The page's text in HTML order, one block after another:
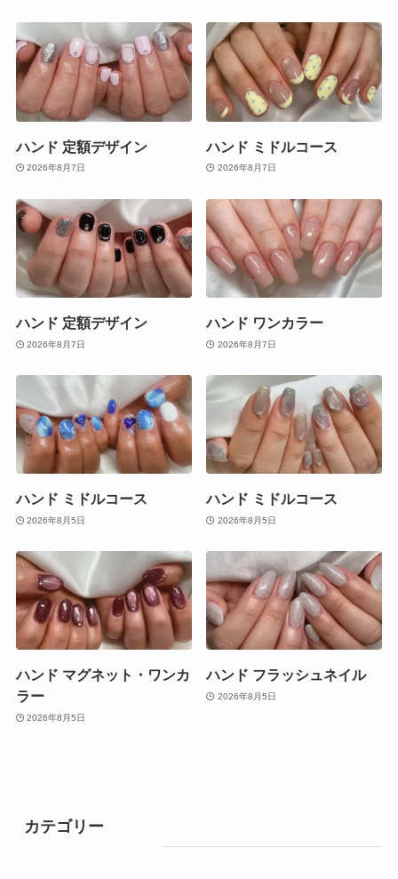
ハンド 定額デザイン
2026年8月7日
ハンド ミドルコース
2026年8月7日
ハンド 定額デザイン
2026年8月7日
ハンド ワンカラー
2026年8月7日
ハンド ミドルコース
2026年8月5日
ハンド ミドルコース
2026年8月5日
ハンド マグネット・ワンカ
ラー
2026年8月5日
ハンド フラッシュネイル
2026年8月5日
カテゴリー